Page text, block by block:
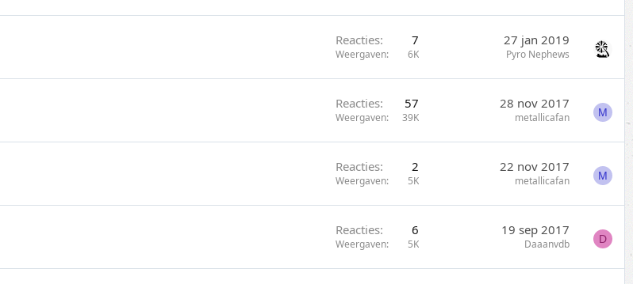
Reacties 7
Weergaven 6K
27 jan 2019
Pyro Nephews
Reacties 57
Weergaven 39K
28 nov 2017
metallicafan M
Reacties 2
Weergaven 5K
22 nov 2017
metallicafan M
Reacties 6
Weergaven 5K
19 sep 2017
Daaanvdb D